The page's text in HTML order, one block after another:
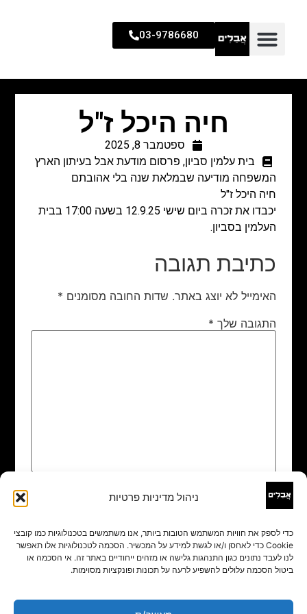
ניהול מדיניות פרטיות
כדי לספק את חוויות המשתמש הטובות ביותר, אנו משתמשים בטכנולוגיות כמו קובצי
Cookie כדי לאחסן ו/או לגשת למידע על המכשיר. הסכמה לטכנולוגיות אלו תאפשר
לנו לעבד נתונים כגון התנהגות גלישה או מזהים ייחודיים באתר זה. אי הסכמה או
ביטול הסכמה עלולים להשפיע לרעה על תכונות ופונקציות מסוימות.
03-9786680
חיה היכל ז"ל
ספטמבר 8, 2025
בית עלמין סביון, פרסום מודעת אבל בעיתון הארץ
המשפחה מודיעה שבמלאת שנה בלי אהובתם
חיה היכל ז"ל
יכבדו את זכרה ביום שישי 12.9.25 בשעה 17:00 בבית
העלמין בסביון.
כתיבת תגובה
האימייל לא יוצג באתר. שדות החובה מסומנים *
התגובה שלך *
שם
אימייל*